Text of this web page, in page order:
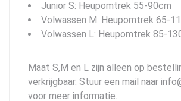
Junior S: Heupomtrek 55-90cm
Volwassen M: Heupomtrek 65-
Volwassen L: Heupomtrek 85-
Maat S,M en L zijn alleen op
verkrijgbaar. Stuur een mail naar
voor meer informatie.